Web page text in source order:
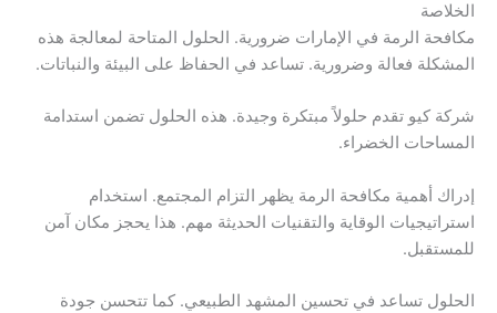
الخلاصة
مكافحة الرمة في الإمارات ضرورية. الحلول المتاحة لمعالجة هذه
المشكلة فعالة وضرورية. تساعد في الحفاظ على البيئة والنباتات.
شركة كيو تقدم حلولاً مبتكرة وجيدة. هذه الحلول تضمن استدامة
المساحات الخضراء.
إدراك أهمية مكافحة الرمة يظهر التزام المجتمع. استخدام
استراتيجيات الوقاية والتقنيات الحديثة مهم. هذا يحجز مكان آمن
للمستقبل.
الحلول تساعد في تحسين المشهد الطبيعي. كما تتحسن جودة